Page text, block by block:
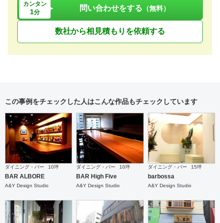
カンタン
1分 問い合わせをする （無料）
数社から相見積もりを依頼する
この事例をチェックした人はこんな作品もチェックしています
ダイニング・バー 10坪
BAR ALBORE
A&Y Design Studio
ダイニング・バー 10坪
BAR High Five
A&Y Design Studio
ダイニング・バー 15坪
barbossa
A&Y Design Studio